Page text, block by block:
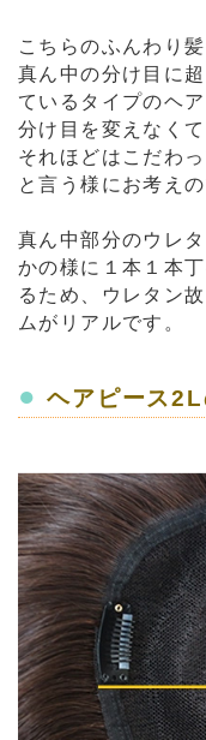
こちらのふんわり
真ん中の分け目に
ているタイプのヘア
分け目を変えなく
それほどはこだわっ
と言う様にお考え
真ん中部分のウレ
かの様に１本１本
るため、ウレタン
ムがリアルです。
● ヘアピース